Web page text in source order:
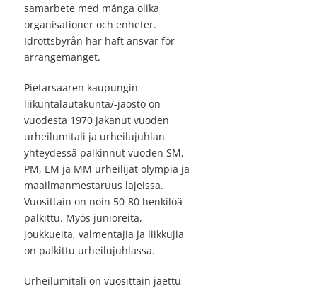
samarbete med många olika
organisationer och enheter.
Idrottsbyrån har haft ansvar för
arrangemanget.
Pietarsaaren kaupungin
liikuntalautakunta/-jaosto on
vuodesta 1970 jakanut vuoden
urheilumitali ja urheilujuhlan
yhteydessä palkinnut vuoden SM,
PM, EM ja MM urheilijat olympia ja
maailmanmestaruus lajeissa.
Vuosittain on noin 50-80 henkilöä
palkittu. Myös junioreita,
joukkueita, valmentajia ja liikkujia
on palkittu urheilujuhlassa.
Urheilumitali on vuosittain jaettu